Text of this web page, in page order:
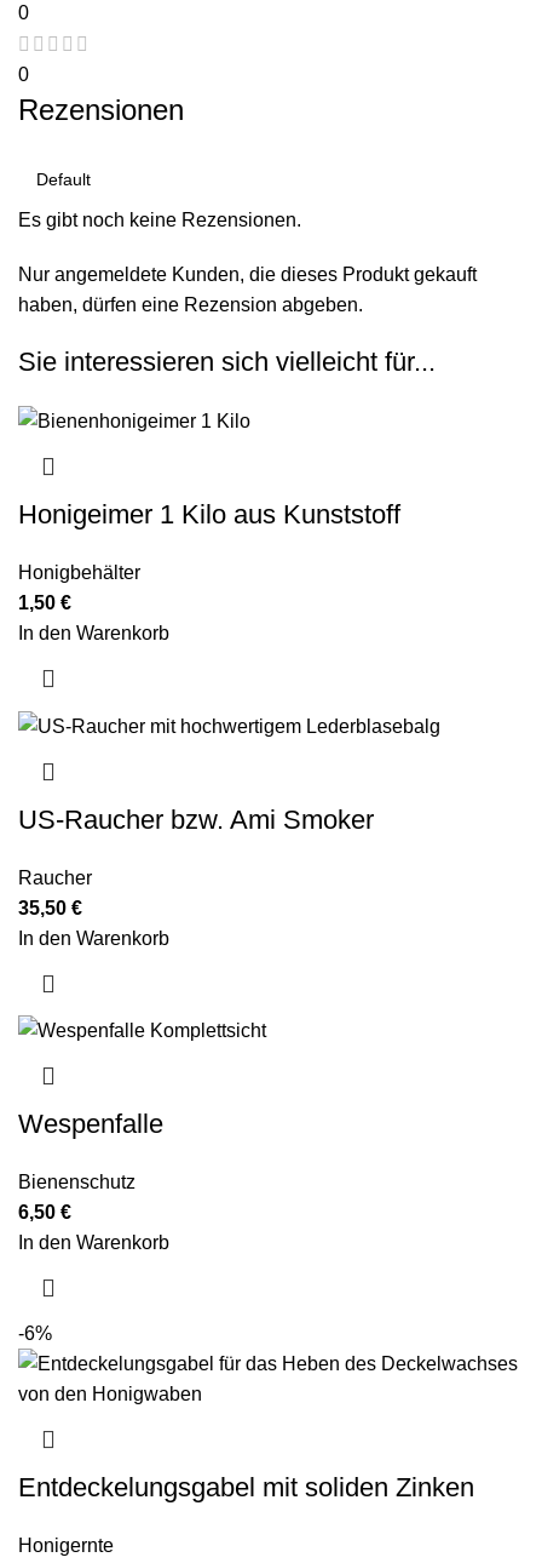
0
0
Rezensionen
Es gibt noch keine Rezensionen.
Nur angemeldete Kunden, die dieses Produkt gekauft
haben, dürfen eine Rezension abgeben.
Sie interessieren sich vielleicht für...
Honigeimer 1 Kilo aus Kunststoff
Honigbehälter
1,50 €
In den Warenkorb
US-Raucher bzw. Ami Smoker
Raucher
35,50 €
In den Warenkorb
Wespenfalle
Bienenschutz
6,50 €
In den Warenkorb
-6%
Entdeckelungsgabel mit soliden Zinken
Honigernte